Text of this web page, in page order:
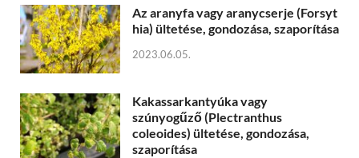
Az aranyfa vagy aranycserje (Forsyt
hia) ültetése, gondozása, szaporítása
2023.06.05.
Kakassarkantyúka vagy
szúnyogűző (Plectranthus
coleoides) ültetése, gondozása,
szaporítása